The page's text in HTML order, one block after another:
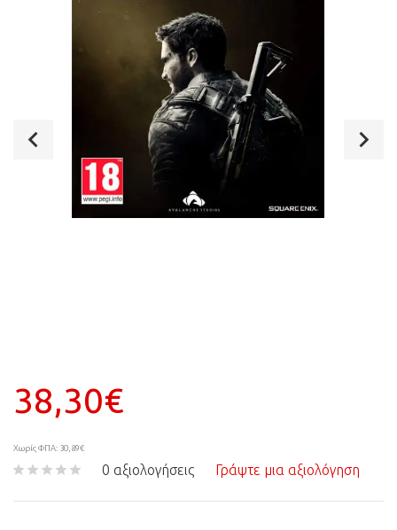
38,30€
Χωρίς ΦΠΑ: 30,89€
0 αξιολογήσεις Γράψτε μια αξιολόγηση